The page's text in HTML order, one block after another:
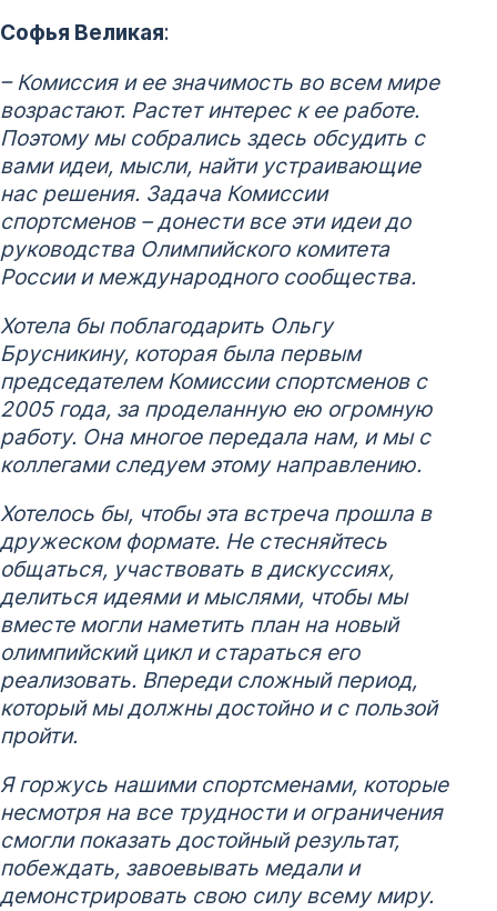
Софья Великая:
– Комиссия и ее значимость во всем мире
возрастают. Растет интерес к ее работе.
Поэтому мы собрались здесь обсудить с
вами идеи, мысли, найти устраивающие
нас решения. Задача Комиссии
спортсменов – донести все эти идеи до
руководства Олимпийского комитета
России и международного сообщества.
Хотела бы поблагодарить Ольгу
Брусникину, которая была первым
председателем Комиссии спортсменов с
2005 года, за проделанную ею огромную
работу. Она многое передала нам, и мы с
коллегами следуем этому направлению.
Хотелось бы, чтобы эта встреча прошла в
дружеском формате. Не стесняйтесь
общаться, участвовать в дискуссиях,
делиться идеями и мыслями, чтобы мы
вместе могли наметить план на новый
олимпийский цикл и стараться его
реализовать. Впереди сложный период,
который мы должны достойно и с пользой
пройти.
Я горжусь нашими спортсменами, которые
несмотря на все трудности и ограничения
смогли показать достойный результат,
побеждать, завоевывать медали и
демонстрировать свою силу всему миру.